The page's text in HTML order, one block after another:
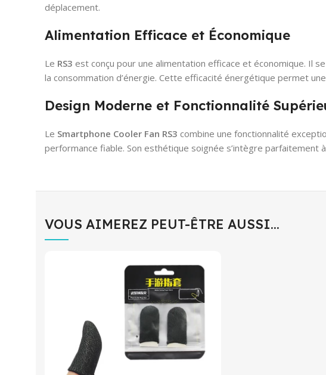
déplacement.
Alimentation Efficace et Économique
Le RS3 est conçu pour une alimentation efficace et économique. Il
la consommation d’énergie. Cette efficacité énergétique permet
Design Moderne et Fonctionnalité
Le Smartphone Cooler Fan RS3 combine une fonctionnalité
performance fiable. Son esthétique soignée s’intègre
VOUS AIMEREZ PEUT-ÊTRE AUSSI…